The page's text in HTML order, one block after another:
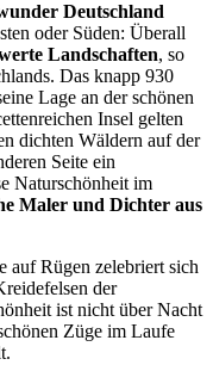
Deutschland
oder Süden: Überall
Landschaften, so
Das knapp 930
Lage an der schönen
Insel gelten
dichten Wäldern auf der
Seite ein
Naturschönheit im
Maler und Dichter aus
auf Rügen zelebriert sich
der
ist nicht über Nacht
Züge im Laufe